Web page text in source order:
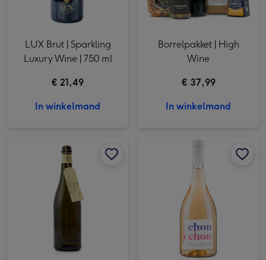
LUX Brut | Sparkling
Luxury Wine | 750 ml
€ 21,49
In winkelmand
Borrelpakket | High
Wine
€ 37,99
In winkelmand